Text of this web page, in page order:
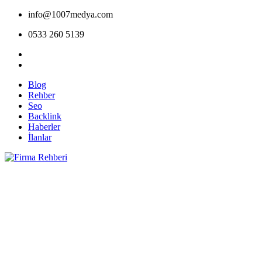
info@1007medya.com
0533 260 5139
Blog
Rehber
Seo
Backlink
Haberler
İlanlar